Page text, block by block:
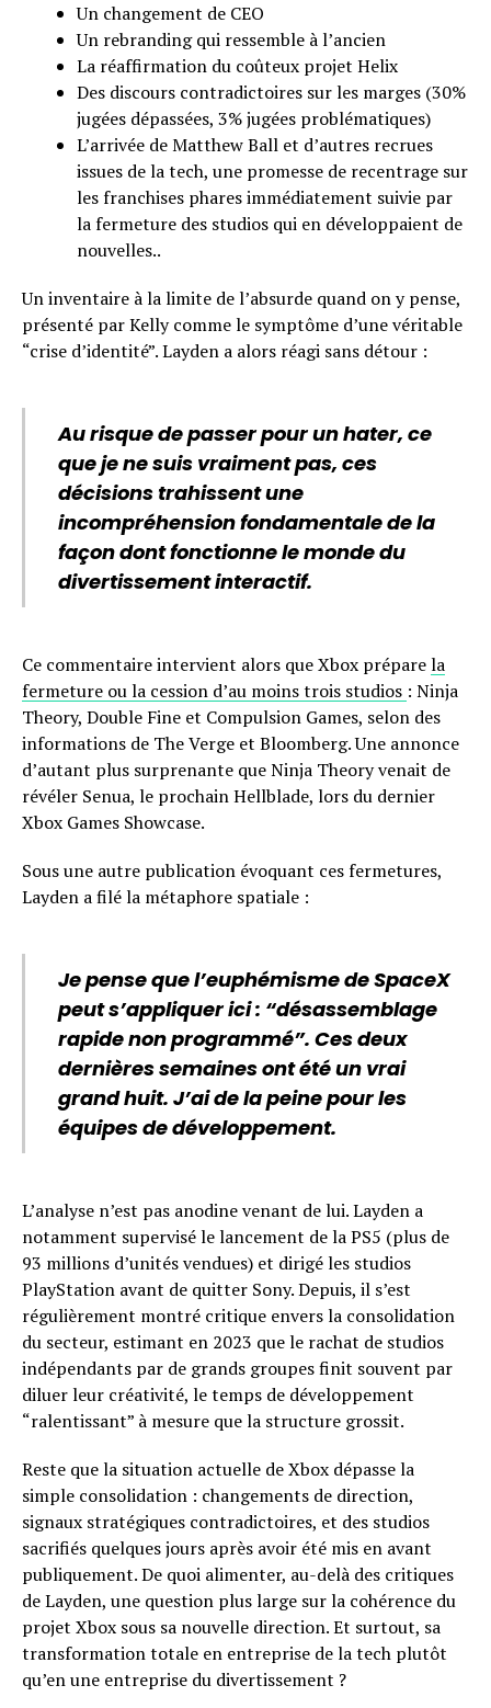
Un changement de CEO
Un rebranding qui ressemble à l’ancien
La réaffirmation du coûteux projet Helix
Des discours contradictoires sur les marges (30%
jugées dépassées, 3% jugées problématiques)
L’arrivée de Matthew Ball et d’autres recrues
issues de la tech, une promesse de recentrage sur
les franchises phares immédiatement suivie par
la fermeture des studios qui en développaient de
nouvelles..
Un inventaire à la limite de l’absurde quand on y pense,
présenté par Kelly comme le symptôme d’une véritable
“crise d’identité”. Layden a alors réagi sans détour :
Au risque de passer pour un hater, ce
que je ne suis vraiment pas, ces
décisions trahissent une
incompréhension fondamentale de la
façon dont fonctionne le monde du
divertissement interactif.
Ce commentaire intervient alors que Xbox préparela
fermeture ou la cession d’au moins trois studios : Ninja
Theory, Double Fine et Compulsion Games, selon des
informations de The Verge et Bloomberg. Une annonce
d’autant plus surprenante que Ninja Theory venait de
révéler Senua, le prochain Hellblade, lors du dernier
Xbox Games Showcase.
Sous une autre publication évoquant ces fermetures,
Layden a filé la métaphore spatiale :
Je pense que l’euphémisme de SpaceX
peut s’appliquer ici : “désassemblage
rapide non programmé”. Ces deux
dernières semaines ont été un vrai
grand huit. J’ai de la peine pour les
équipes de développement.
L’analyse n’est pas anodine venant de lui. Layden a
notamment supervisé le lancement de la PS5 (plus de
93 millions d’unités vendues) et dirigé les studios
PlayStation avant de quitter Sony. Depuis, il s’est
régulièrement montré critique envers la consolidation
du secteur, estimant en 2023 que le rachat de studios
indépendants par de grands groupes finit souvent par
diluer leur créativité, le temps de développement
“ralentissant” à mesure que la structure grossit.
Reste que la situation actuelle de Xbox dépasse la
simple consolidation : changements de direction,
signaux stratégiques contradictoires, et des studios
sacrifiés quelques jours après avoir été mis en avant
publiquement. De quoi alimenter, au-delà des critiques
de Layden, une question plus large sur la cohérence du
projet Xbox sous sa nouvelle direction. Et surtout, sa
transformation totale en entreprise de la tech plutôt
qu’en une entreprise du divertissement ?